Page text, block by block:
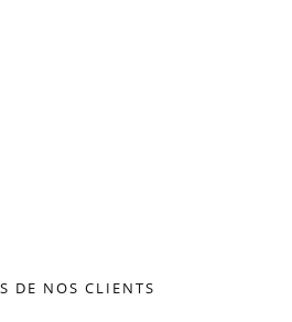
DE NOS CLIENTS